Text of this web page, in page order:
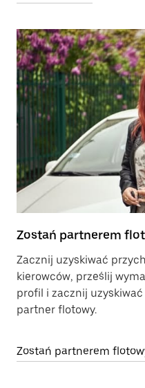
Zostań partnerem
Zacznij uzyskiwać
kierowców, prześlij
profil i zacznij
partner flotowy.
Zostań partnerem